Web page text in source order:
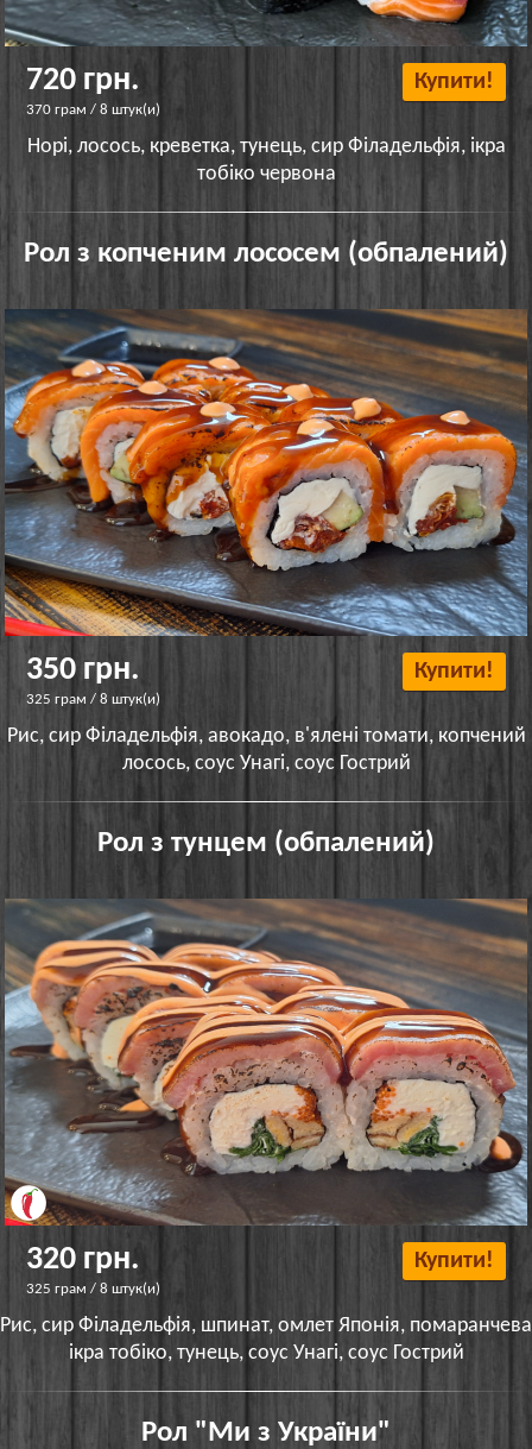
720 грн.
370 грам / 8 штук(и)
Купити!
Норі, лосось, креветка, тунець, сир Філадельфія, ікра
тобіко червона
Рол з копченим лососем (обпалений)
350 грн.
325 грам / 8 штук(и)
Купити!
Рис, сир Філадельфія, авокадо, в'ялені томати, копчений
лосось, соус Унагі, соус Гострий
Рол з тунцем (обпалений)
320 грн.
325 грам / 8 штук(и)
Купити!
Рис, сир Філадельфія, шпинат, омлет Японія, помаранчева
ікра тобіко, тунець, соус Унагі, соус Гострий
Рол "Ми з України"